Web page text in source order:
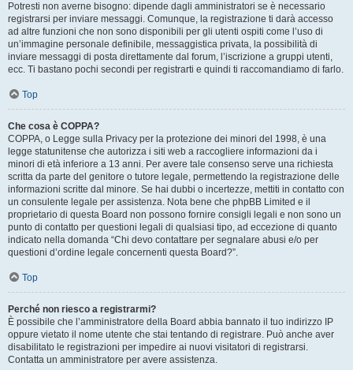
Potresti non averne bisogno: dipende dagli amministratori se è necessario
registrarsi per inviare messaggi. Comunque, la registrazione ti darà accesso
ad altre funzioni che non sono disponibili per gli utenti ospiti come l’uso di
un’immagine personale definibile, messaggistica privata, la possibilità di
inviare messaggi di posta direttamente dal forum, l’iscrizione a gruppi utenti,
ecc. Ti bastano pochi secondi per registrarti e quindi ti raccomandiamo di farlo.
Top
Che cosa è COPPA?
COPPA, o Legge sulla Privacy per la protezione dei minori del 1998, è una
legge statunitense che autorizza i siti web a raccogliere informazioni da i
minori di età inferiore a 13 anni. Per avere tale consenso serve una richiesta
scritta da parte del genitore o tutore legale, permettendo la registrazione delle
informazioni scritte dal minore. Se hai dubbi o incertezze, mettiti in contatto con
un consulente legale per assistenza. Nota bene che phpBB Limited e il
proprietario di questa Board non possono fornire consigli legali e non sono un
punto di contatto per questioni legali di qualsiasi tipo, ad eccezione di quanto
indicato nella domanda “Chi devo contattare per segnalare abusi e/o per
questioni d’ordine legale concernenti questa Board?”.
Top
Perché non riesco a registrarmi?
È possibile che l’amministratore della Board abbia bannato il tuo indirizzo IP
oppure vietato il nome utente che stai tentando di registrare. Può anche aver
disabilitato le registrazioni per impedire ai nuovi visitatori di registrarsi.
Contatta un amministratore per avere assistenza.